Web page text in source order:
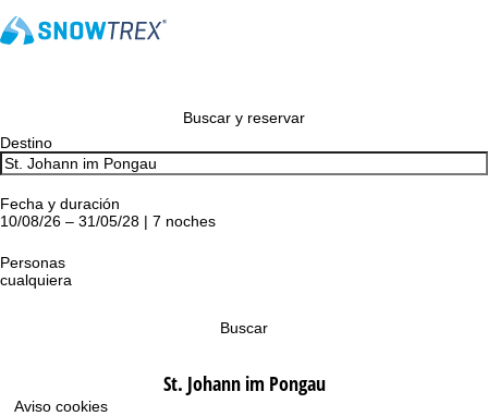
Aviso cookies
Buscar y reservar
Destino
Fecha y duración
10/08/26 – 31/05/28 | 7 noches
Personas
cualquiera
Buscar
St. Johann im Pongau